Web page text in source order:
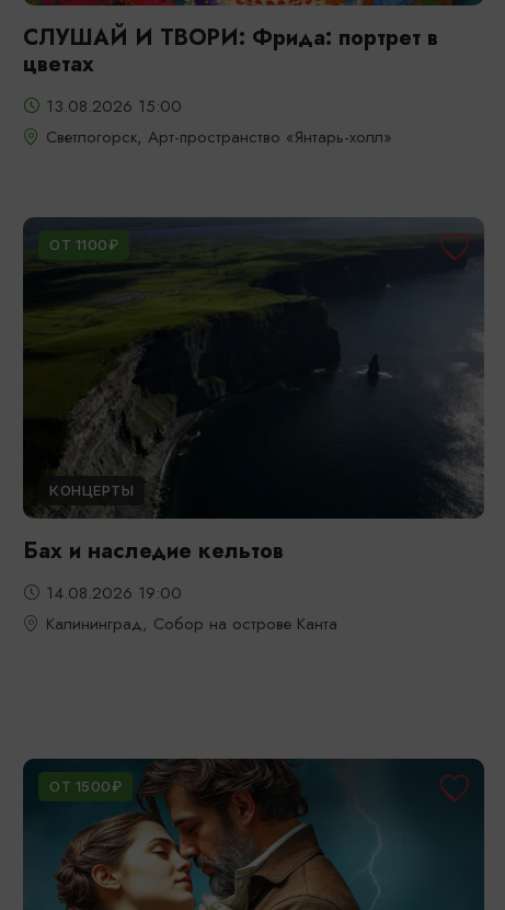
СЛУШАЙ И ТВОРИ: Фрида: портрет в
цветах
13.08.2026 15:00
Светлогорск, Арт-пространство «Янтарь-холл»
ОТ 1100₽
КОНЦЕРТЫ
Бах и наследие кельтов
14.08.2026 19:00
Калининград, Собор на острове Канта
ОТ 1500₽